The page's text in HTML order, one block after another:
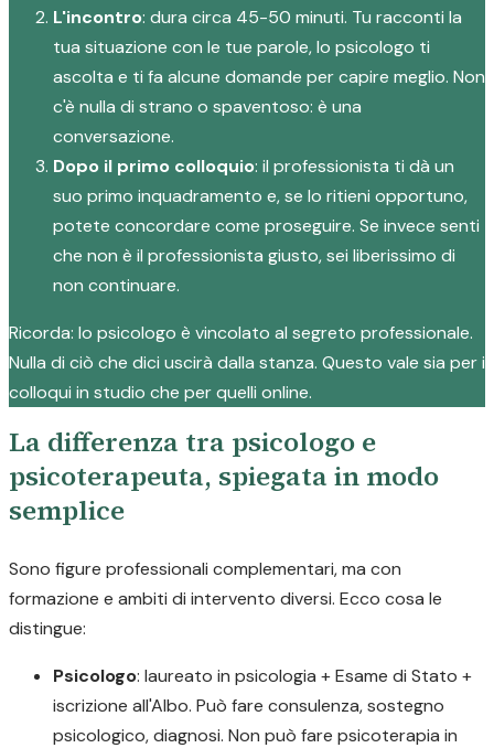
L'incontro: dura circa 45-50 minuti. Tu racconti la
tua situazione con le tue parole, lo psicologo ti
ascolta e ti fa alcune domande per capire meglio. Non
c'è nulla di strano o spaventoso: è una
conversazione.
Dopo il primo colloquio: il professionista ti dà un
suo primo inquadramento e, se lo ritieni opportuno,
potete concordare come proseguire. Se invece senti
che non è il professionista giusto, sei liberissimo di
non continuare.
Ricorda: lo psicologo è vincolato al segreto professionale.
Nulla di ciò che dici uscirà dalla stanza. Questo vale sia per i
colloqui in studio che per quelli online.
La differenza tra psicologo e
psicoterapeuta, spiegata in modo
semplice
Sono figure professionali complementari, ma con
formazione e ambiti di intervento diversi. Ecco cosa le
distingue:
Psicologo: laureato in psicologia + Esame di Stato +
iscrizione all'Albo. Può fare consulenza, sostegno
psicologico, diagnosi. Non può fare psicoterapia in